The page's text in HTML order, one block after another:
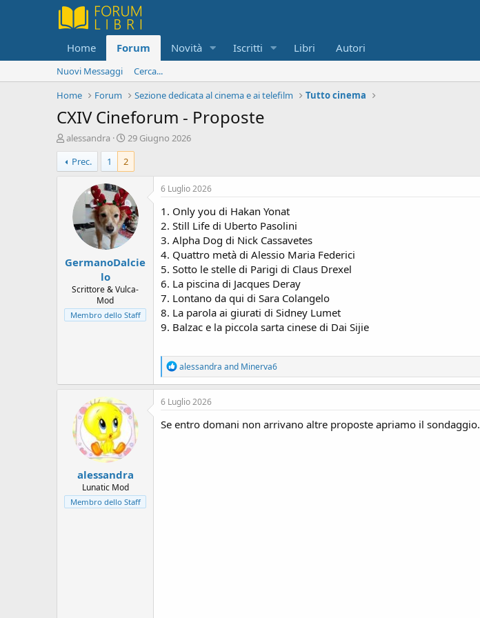
Home Forum Novità Iscritti Libri Autori
Nuovi Messaggi
Cerca...
Home
Forum Sezione dedicata al cinema e ai telefilm Tutto cinema
CXIV Cineforum - Proposte
C
r
e
a
s
s
i
alessandra
D
a
t
a
i
i
n
i
i
29 Giugno 2026
Prec.
1 2
GermanoDalcie
lo
Scrittore & Vulca-
Mod
Membro dello Staff
6 Luglio 2026
1. Only you di Hakan Yonat
2. Still Life di Uberto Pasolini
3. Alpha Dog di Nick Cassavetes
4. Quattro metà di Alessio Maria Federici
5. Sotto le stelle di Parigi di Claus Drexel
6. La piscina di Jacques Deray
7. Lontano da qui di Sara Colangelo
8. La parola ai giurati di Sidney Lumet
9. Balzac e la piccola sarta cinese di Dai Sijie
R
e
a
c
t
i
o
alessandra and Minerva6
alessandra
Lunatic Mod
Membro dello Staff
6 Luglio 2026
Se entro domani non arrivano altre proposte apriamo il sondaggio.